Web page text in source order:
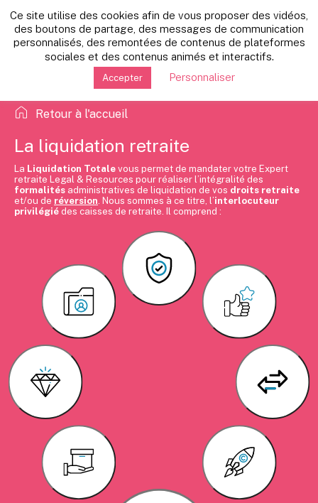
Retour à l'accueil
La liquidation retraite
La Liquidation Totale vous permet de mandater votre Expert
retraite Legal & Resources pour réaliser l’intégralité des
formalités administratives de liquidation de vos droits retraite
et/ou de réversion. Nous sommes à ce titre, l’interlocuteur
privilégié des caisses de retraite. Il comprend :
Ce site utilise des cookies afin de vous proposer des vidéos,
des boutons de partage, des messages de communication
personnalisés, des remontées de contenus de plateformes
sociales et des contenus animés et interactifs.
Accepter Personnaliser